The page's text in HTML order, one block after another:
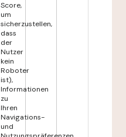
Score,
um
sicherzustellen,
dass
der
Nutzer
kein
Roboter
ist),
Informationen
zu
Ihren
Navigations-
und